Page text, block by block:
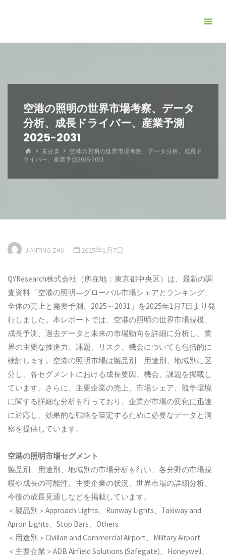
空港の照明の世界市場考察、データ
分析、成長ドライバー、産業予測
2025-2031
ホ
ー
未分类
空港の照明の世界市場考察、データ分析、成長ド
ライバー、産業予測2025-2031
JIANTING ZHU 2025年1月7日
QYResearch株式会社（所在地：東京都中央区）は、最新の調
査資料「空港の照明―グローバル市場シェアとランキング、
全体の売上と需要予測、2025～2031」を2025年1月7日より発
行しました。本レポートでは、空港の照明の世界市場規模、
成長予測、過去データと未来の市場動向を詳細に分析し、業
界の主要な推進力、課題、リスク、機会についても包括的に
検討します。空港の照明市場は製品別、用途別、地域別に区
分し、各セグメントにおける成長要因、機会、課題を掲載し
ています。さらに、主要企業の売上、市場シェア、競争環境
に関する詳細な分析を行っており、企業が市場の変化に迅速
に対応し、効果的な戦略を策定するために必要なデータと洞
察を提供しています。
空港の照明市場セグメント
製品別、用途別、地域別の市場分析を行い、各分野の市場規
模や成長の可能性、主要企業の状況、世界市場の詳細分析、
今後の成長見通しなどを掲載しています。
＜製品別＞Approach Lights、Runway Lights、Taxiway and
Apron Lights、Stop Bars、Others
＜用途別＞Civilian and Commercial Airport、Military Airport
＜主要企業＞ADB Airfield Solutions (Safegate)、Honeywell、